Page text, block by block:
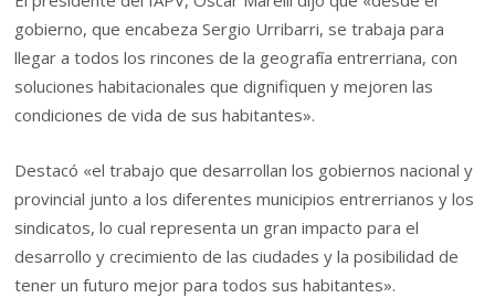
gobierno, que encabeza Sergio Urribarri, se trabaja para
llegar a todos los rincones de la geografía entrerriana, con
soluciones habitacionales que dignifiquen y mejoren las
condiciones de vida de sus habitantes».
Destacó «el trabajo que desarrollan los gobiernos nacional y
provincial junto a los diferentes municipios entrerrianos y los
sindicatos, lo cual representa un gran impacto para el
desarrollo y crecimiento de las ciudades y la posibilidad de
tener un futuro mejor para todos sus habitantes».